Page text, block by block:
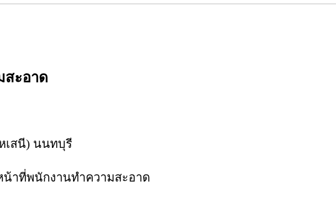
สะอาด
เสนี) นนทบุรี
น้าที่พนักงานทำความสะอาด